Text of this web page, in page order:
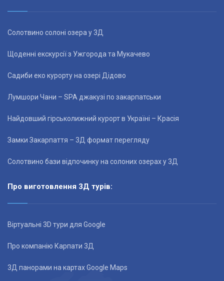
Солотвино солоні озера у 3Д
Щоденні екскурсії з Ужгорода та Мукачево
Садиби еко курорту на озері Дідово
Лумшори Чани – SPA джакузі по закарпатськи
Найдовший гірськолижний курорт в Україні – Красія
Замки Закарпаття – 3Д формат перегляду
Солотвино бази відпочинку на солоних озерах у 3Д
Про виготовлення 3Д турів:
Віртуальні 3D тури для Google
Про компанію Карпати 3Д
3Д панорами на картах Google Maps